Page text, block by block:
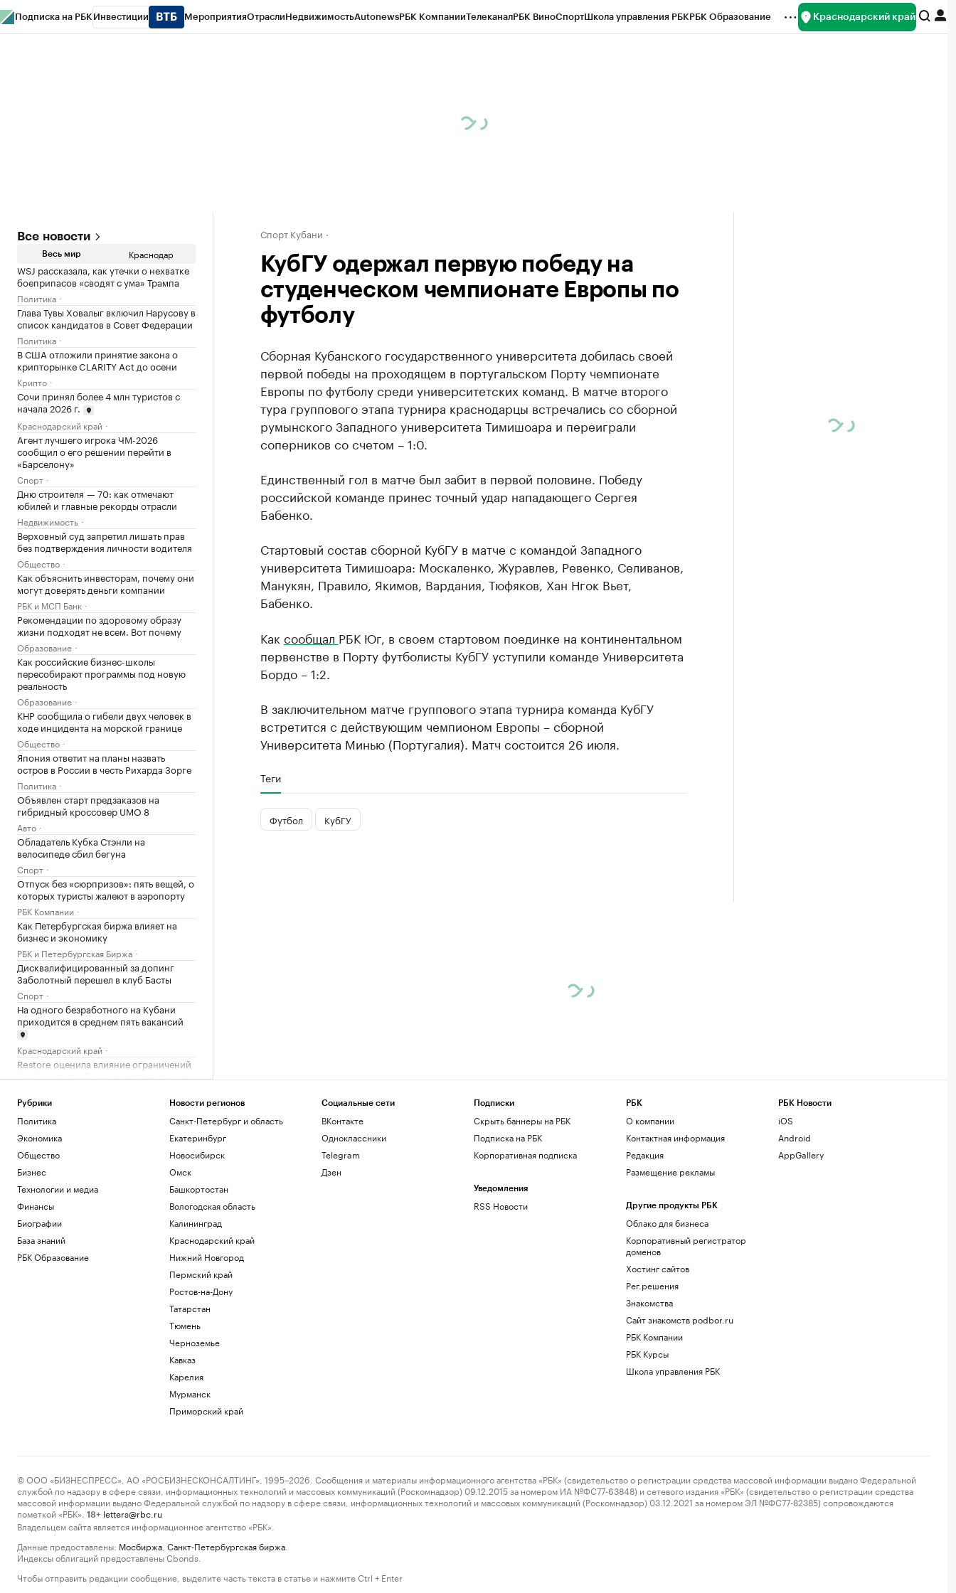
Подписка на РБК Инвестиции МероприятияОтраслиНедвижимостьAutonewsРБК КомпанииТелеканалРБК ВиноСпортШкола управления РБКРБК Образование Краснодарский край
Все новости
Весь мир Краснодар
WSJ рассказала, как утечки о нехватке
боеприпасов «сводят с ума» Трампа
Политика
Глава Тувы Ховалыг включил Нарусову в
список кандидатов в Совет Федерации
Политика
В США отложили принятие закона о
крипторынке CLARITY Act до осени
Крипто
Сочи принял более 4 млн туристов с
начала 2026 г.
Краснодарский край
Агент лучшего игрока ЧМ-2026
сообщил о его решении перейти в
«Барселону»
Спорт
Дню строителя — 70: как отмечают
юбилей и главные рекорды отрасли
Недвижимость
Верховный суд запретил лишать прав
без подтверждения личности водителя
Общество
Как объяснить инвесторам, почему они
могут доверять деньги компании
РБК и МСП Банк
Рекомендации по здоровому образу
жизни подходят не всем. Вот почему
Образование
Как российские бизнес-школы
пересобирают программы под новую
реальность
Образование
КНР сообщила о гибели двух человек в
ходе инцидента на морской границе
Общество
Япония ответит на планы назвать
остров в России в честь Рихарда Зорге
Политика
Объявлен старт предзаказов на
гибридный кроссовер UMO 8
Авто
Обладатель Кубка Стэнли на
велосипеде сбил бегуна
Спорт
Отпуск без «сюрпризов»: пять вещей, о
которых туристы жалеют в аэропорту
РБК Компании
Как Петербургская биржа влияет на
бизнес и экономику
РБК и Петербургская Биржа
Дисквалифицированный за допинг
Заболотный перешел в клуб Басты
Спорт
На одного безработного на Кубани
приходится в среднем пять вакансий
Краснодарский край
Restore оценила влияние ограничений
Apple на потребительское поведение
Российский хоккеист подписал новый
контракт в НХЛ на $2,2 млн
Спорт
Спорт Кубани
КубГУ одержал первую победу на
студенческом чемпионате Европы по
футболу
Сборная Кубанского государственного университета добилась своей
первой победы на проходящем в португальском Порту чемпионате
Европы по футболу среди университетских команд. В матче второго
тура группового этапа турнира краснодарцы встречались со сборной
румынского Западного университета Тимишоара и переиграли
соперников со счетом – 1:0.
Единственный гол в матче был забит в первой половине. Победу
российской команде принес точный удар нападающего Сергея
Бабенко.
Стартовый состав сборной КубГУ в матче с командой Западного
университета Тимишоара: Москаленко, Журавлев, Ревенко, Селиванов,
Манукян, Правило, Якимов, Вардания, Тюфяков, Хан Нгок Вьет,
Бабенко.
Как сообщал РБК Юг, в своем стартовом поединке на континентальном
первенстве в Порту футболисты КубГУ уступили команде Университета
Бордо – 1:2.
В заключительном матче группового этапа турнира команда КубГУ
встретится с действующим чемпионом Европы – сборной
Университета Минью (Португалия). Матч состоится 26 июля.
Теги
Футбол КубГУ
Рубрики
Политика
Экономика
Общество
Бизнес
Технологии и медиа
Финансы
Биографии
База знаний
РБК Образование
Новости регионов
Санкт-Петербург и область
Екатеринбург
Новосибирск
Омск
Башкортостан
Вологодская область
Калининград
Краснодарский край
Нижний Новгород
Пермский край
Ростов-на-Дону
Татарстан
Тюмень
Черноземье
Кавказ
Карелия
Мурманск
Приморский край
Социальные сети
ВКонтакте
Одноклассники
Telegram
Дзен
Подписки
Скрыть баннеры на РБК
Подписка на РБК
Корпоративная подписка
Уведомления
RSS Новости
РБК
О компании
Контактная информация
Редакция
Размещение рекламы
Другие продукты РБК
Облако для бизнеса
Корпоративный регистратор
доменов
Хостинг сайтов
Рег.решения
Знакомства
Сайт знакомств podbor.ru
РБК Компании
РБК Курсы
Школа управления РБК
РБК Новости
iOS
Android
AppGallery
© ООО «БИЗНЕСПРЕСС», АО «РОСБИЗНЕСКОНСАЛТИНГ», 1995–2026. Сообщения и материалы информационного агентства «РБК» (свидетельство о регистрации средства массовой информации выдано Федеральной
службой по надзору в сфере связи, информационных технологий и массовых коммуникаций (Роскомнадзор) 09.12.2015 за номером ИА №ФС77-63848) и сетевого издания «РБК» (свидетельство о регистрации средства
массовой информации выдано Федеральной службой по надзору в сфере связи, информационных технологий и массовых коммуникаций (Роскомнадзор) 03.12.2021 за номером ЭЛ №ФС77-82385) сопровождаются
пометкой «РБК».
18+ letters@rbc.ru
Владельцем сайта является информационное агентство «РБК».
Данные предоставлены: Мосбиржа Санкт-Петербургская биржа
Индексы облигаций предоставлены Cbonds.
Чтобы отправить редакции сообщение, выделите часть текста в статье и нажмите Ctrl + Enter